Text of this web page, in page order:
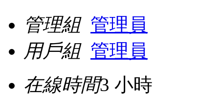
管理組 管理員
用戶組 管理員
在線時間3 小時